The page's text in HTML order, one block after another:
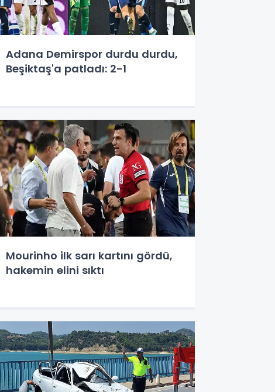
Adana Demirspor durdu durdu,
Beşiktaş'a patladı: 2-1
Mourinho ilk sarı kartını gördü,
hakemin elini sıktı